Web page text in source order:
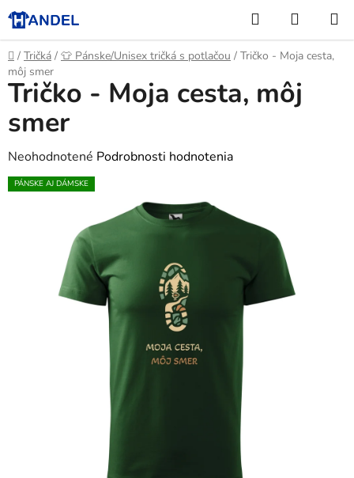
Prejsť
na
obsah
Hľadať
KOŠÍK
Domov
/ Tričká / 👕 Pánske/Unisex tričká s potlačou / Tričko - Moja cesta,
môj smer
Tričko - Moja cesta, môj
smer
Priemerné
hodnotenie
hviezdičiek.
Neohodnotené Podrobnosti hodnotenia
PÁNSKE AJ DÁMSKE